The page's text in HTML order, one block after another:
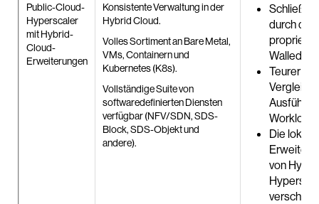
Public-Cloud-
Hyperscaler
mit Hybrid-
Cloud-
Erweiterungen
Konsistente Verwaltung in der
Hybrid Cloud.
Volles Sortiment an Bare Metal,
VMs, Containern und
Kubernetes (K8s).
Vollständige Suite von
softwaredefinierten Diensten
verfügbar (NFV/SDN, SDS-
Block, SDS-Objekt und
andere).
Schließt
durch die
Walled
Teurer
Vergleich
Die
von